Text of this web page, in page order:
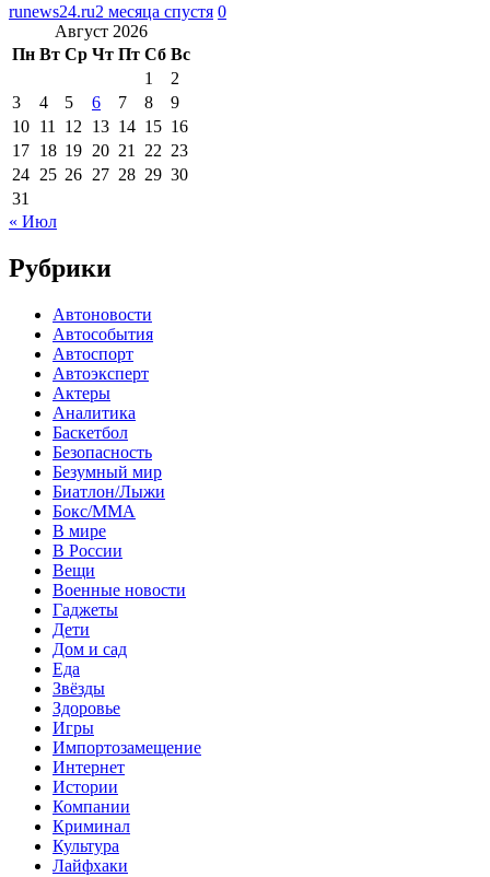
runews24.ru2 месяца спустя 0
Август 2026
Пн Вт Ср Чт Пт Сб Вс
1
2
3
4 5 6 7 8
9
10 11 12 13 14 15 16
17 18 19 20 21 22 23
24 25 26 27 28 29 30
31
« Июл
Рубрики
Автоновости
Автособытия
Автоспорт
Автоэксперт
Актеры
Аналитика
Баскетбол
Безопасность
Безумный мир
Биатлон/Лыжи
Бокс/MMA
В мире
В России
Вещи
Военные новости
Гаджеты
Дети
Дом и сад
Еда
Звёзды
Здоровье
Игры
Импортозамещение
Интернет
Истории
Компании
Криминал
Культура
Лайфхаки